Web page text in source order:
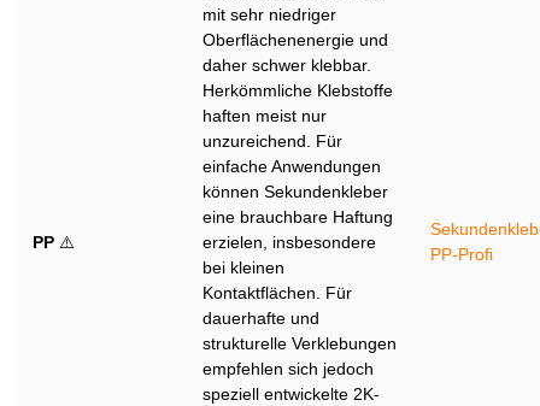
PP ⚠️
mit sehr niedriger
Oberflächenenergie und
daher schwer klebbar.
Herkömmliche Klebstoffe
haften meist nur
unzureichend. Für
einfache Anwendungen
können Sekundenkleber
eine brauchbare Haftung
erzielen, insbesondere
bei kleinen
Kontaktflächen. Für
dauerhafte und
strukturelle Verklebungen
empfehlen sich jedoch
speziell entwickelte 2K-
PP-Profi